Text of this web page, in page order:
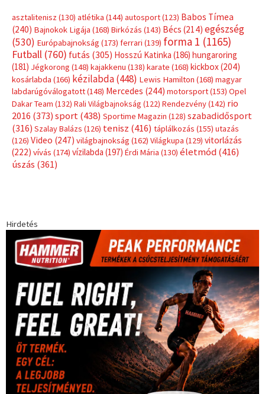
asztalitenisz (130) atlétika (144) autosport(123) Babos Tímea
(240) Bajnokok Ligája (168) Birkózás (143) Bécs (214) egészség
(530) Európabajnokság (173) ferrari (139) forma 1 (1165)
Futball (760) futás (305) Hosszú Katinka (186) hungaroring
(181) Jégkorong (148) kajakkenu (138) karate (168) kickbox(204)
kosárlabda (166) kézilabda(448) Lewis Hamilton (168) magyar
labdarúgóválogatott(148) Mercedes (244) motorsport(153) Opel
Dakar Team (132) Rali Világbajnokság (122) Rendezvény(142) rio
2016 (373) sport(438) Sportime Magazin (128) szabadidősport
(316) Szalay Balázs (126) tenisz (416) táplálkozás (155) utazás
(126) Video (247) világbajnokság (162) Világkupa (129) vitorlázás
(222) vívás (174) vízilabda (197) Érdi Mária (130) életmód(416)
úszás (361)
Hirdetés